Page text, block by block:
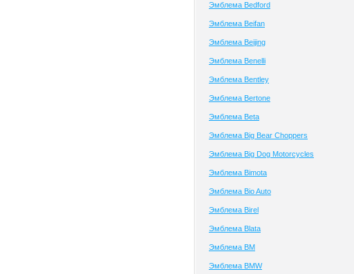
Эмблема Bedford
Эмблема Beifan
Эмблема Beijing
Эмблема Benelli
Эмблема Bentley
Эмблема Bertone
Эмблема Beta
Эмблема Big Bear Choppers
Эмблема Big Dog Motorcycles
Эмблема Bimota
Эмблема Bio Auto
Эмблема Birel
Эмблема Blata
Эмблема BM
Эмблема BMW